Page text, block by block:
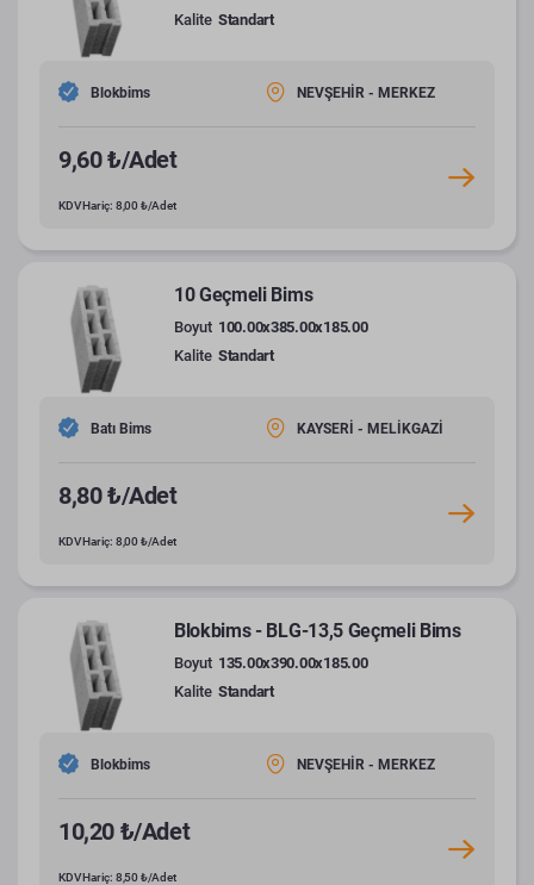
Kalite Standart
Blokbims NEVŞEHİR - MERKEZ
9,60 ₺/Adet
KDV Hariç: 8,00 ₺/Adet
10 Geçmeli Bims
Boyut 100.00x385.00x185.00
Kalite Standart
Batı Bims KAYSERİ - MELİKGAZİ
8,80 ₺/Adet
KDV Hariç: 8,00 ₺/Adet
Blokbims - BLG-13,5 Geçmeli Bims
Boyut 135.00x390.00x185.00
Kalite Standart
Blokbims NEVŞEHİR - MERKEZ
10,20 ₺/Adet
KDV Hariç: 8,50 ₺/Adet